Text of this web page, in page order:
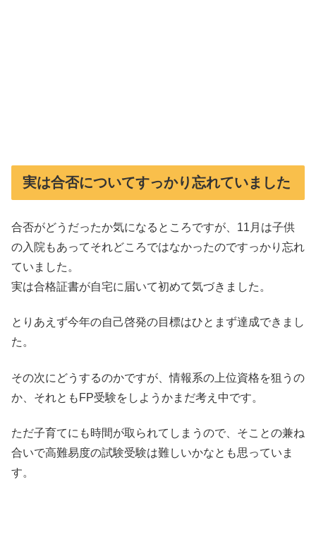
実は合否についてすっかり忘れていました
合否がどうだったか気になるところですが、11月は子供
の入院もあってそれどころではなかったのですっかり忘れ
ていました。
実は合格証書が自宅に届いて初めて気づきました。
とりあえず今年の自己啓発の目標はひとまず達成できまし
た。
その次にどうするのかですが、情報系の上位資格を狙うの
か、それともFP受験をしようかまだ考え中です。
ただ子育てにも時間が取られてしまうので、そことの兼ね
合いで高難易度の試験受験は難しいかなとも思っていま
す。